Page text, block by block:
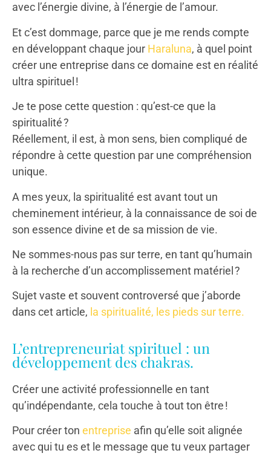
avec l’énergie divine, à l’énergie de l’amour.
Et c’est dommage, parce que je me rends compte
en développant chaque jour Haraluna, à quel point
créer une entreprise dans ce domaine est en réalité
ultra spirituel !
Je te pose cette question : qu’est-ce que la
spiritualité ?
Réellement, il est, à mon sens, bien compliqué de
répondre à cette question par une compréhension
unique.
A mes yeux, la spiritualité est avant tout un
cheminement intérieur, à la connaissance de soi de
son essence divine et de sa mission de vie.
Ne sommes-nous pas sur terre, en tant qu’humain
à la recherche d’un accomplissement matériel ?
Sujet vaste et souvent controversé que j’aborde
dans cet article, la spiritualité, les pieds sur terre.
L’entrepreneuriat spirituel : un
développement des chakras.
Créer une activité professionnelle en tant
qu’indépendante, cela touche à tout ton être !
Pour créer ton entreprise afin qu’elle soit alignée
avec qui tu es et le message que tu veux partager